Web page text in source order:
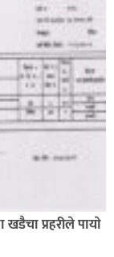
पक्राउ,भारत
प्रहरीले पायाे